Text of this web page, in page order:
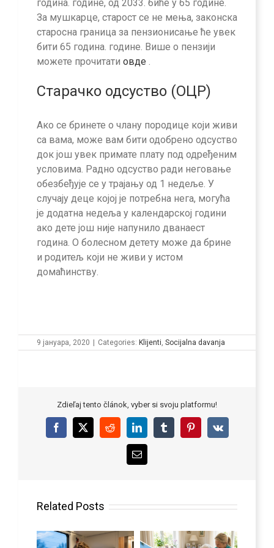
година. године, од 2033. биће у 65 године.
За мушкарце, старост се не мења, законска
старосна граница за пензионисање ће увек
бити 65 година. године. Више о пензији
можете прочитати овде .
Старачко одсуство (ОЦР)
Ако се бринете о члану породице који живи
са вама, може вам бити одобрено одсуство
док још увек примате плату под одређеним
условима. Радно одсуство ради неговање
обезбеђује се у трајању од 1 недеље. У
случају деце којој је потребна нега, могућа
је додатна недеља у календарској години
ако дете још није напунило дванаест
година. О болесном детету може да брине
и родитељ који не живи у истом
домаћинству.
9 јануара, 2020 | Categories: Klijenti Socijalna davanja
Zdieľaj tento článok, vyber si svoju platformu!
Facebook
X RedditLinkedInTumblrPinterest
Vk
Email
Related Posts